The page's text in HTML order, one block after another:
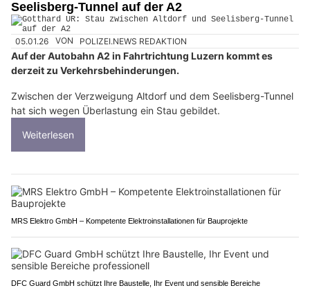
Seelisberg-Tunnel auf der A2
05.01.26 VON POLIZEI.NEWS REDAKTION
Auf der Autobahn A2 in Fahrtrichtung Luzern kommt es
derzeit zu Verkehrsbehinderungen.
Zwischen der Verzweigung Altdorf und dem Seelisberg-Tunnel
hat sich wegen Überlastung ein Stau gebildet.
Weiterlesen
MRS Elektro GmbH – Kompetente Elektroinstallationen für Bauprojekte
DFC Guard GmbH schützt Ihre Baustelle, Ihr Event und sensible Bereiche